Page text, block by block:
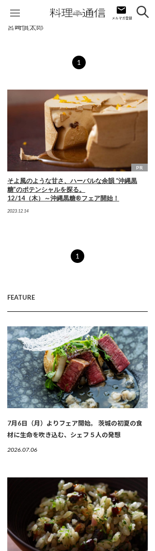
宮﨑慎太郎
1
PR
そよ風のような甘さ、ハーバルな余韻 “沖縄黒
糖”のポテンシャルを探る。
12/14（木）～沖縄黒糖®フェア開始！
2023.12.14
1
FEATURE
7月6日（月）よりフェア開始。 茨城の初夏の食
材に生命を吹き込む、シェフ５人の発想
2026.07.06